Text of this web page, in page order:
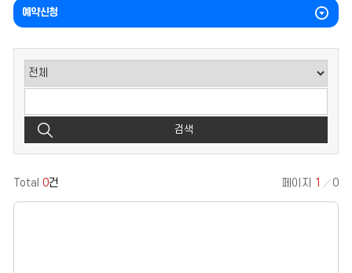
예약신청
검색
Total 0건 페이지 1 0